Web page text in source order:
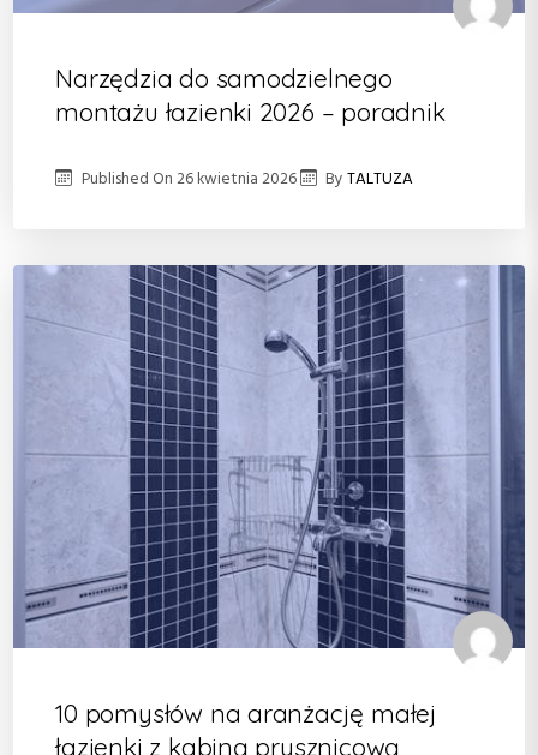
Narzędzia do samodzielnego
montażu łazienki 2026 – poradnik
Published On26 kwietnia 2026 ByTALTUZA
10 pomysłów na aranżację małej
łazienki z kabiną prysznicową